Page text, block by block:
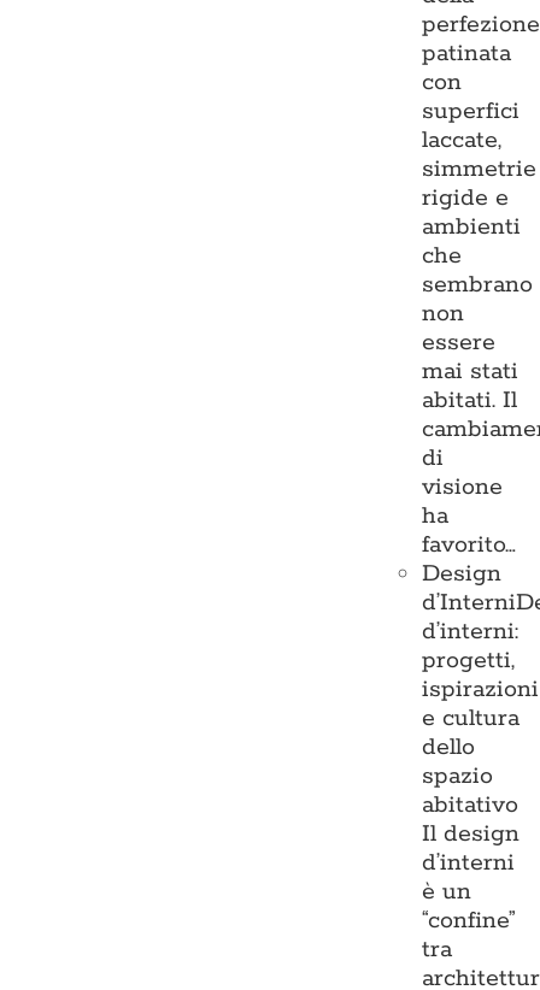
perfezione
patinata
con
superfici
laccate,
simmetrie
rigide e
ambienti
che
sembrano
non
essere
mai stati
abitati. Il
di
visione
ha
favorito…
Design
d’Interni
d’interni:
progetti,
ispirazioni
e cultura
dello
spazio
abitativo
Il design
d’interni
è un
“confine”
tra